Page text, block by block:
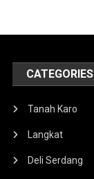
CATEGORIES
Tanah Karo
Langkat
Deli Serdang